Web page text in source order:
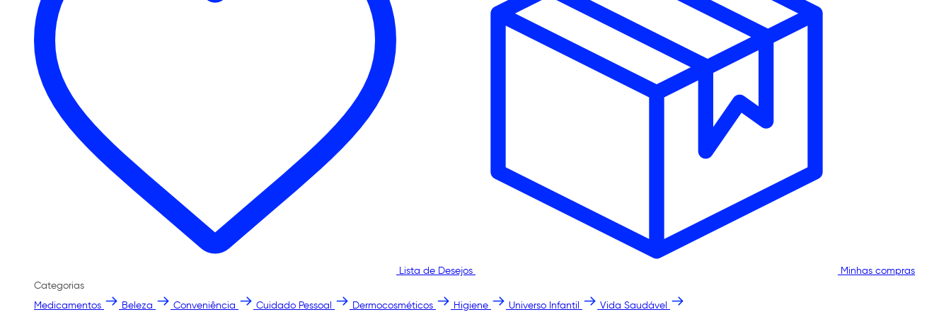
Lista de Desejos
Minhas compras
Categorias
Medicamentos
Beleza Conveniência Cuidado Pessoal Dermocosméticos Higiene Universo Infantil Vida Saudável